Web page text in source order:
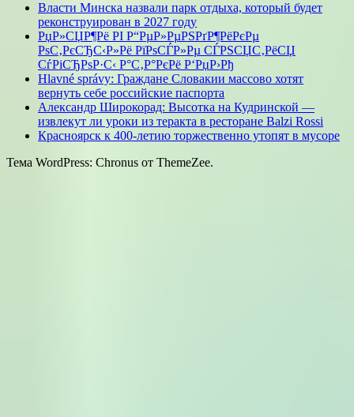
Власти Минска назвали парк отдыха, который будет
реконструирован в 2027 году
РџР»СЏР¶Рё РІ Р“РµР»РµРЅРґР¶РёРєРµ
РѕС‚РєСЂС‹Р»Рё РїРѕСЃР»Рµ СЃРЅСЏС‚РёСЏ
СѓРіСЂРѕР·С‹ Р°С‚Р°РєРё Р‘РџР›Рђ
Hlavné správy: Граждане Словакии массово хотят
вернуть себе российские паспорта
Александр Широкорад: Высотка на Кудринской —
извлекут ли уроки из теракта в ресторане Balzi Rossi
Красноярск к 400-летию торжественно утопят в мусоре
Тема WordPress: Chronus от ThemeZee.